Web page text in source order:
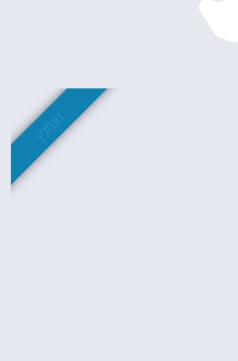
לחצו פה! מומלץ